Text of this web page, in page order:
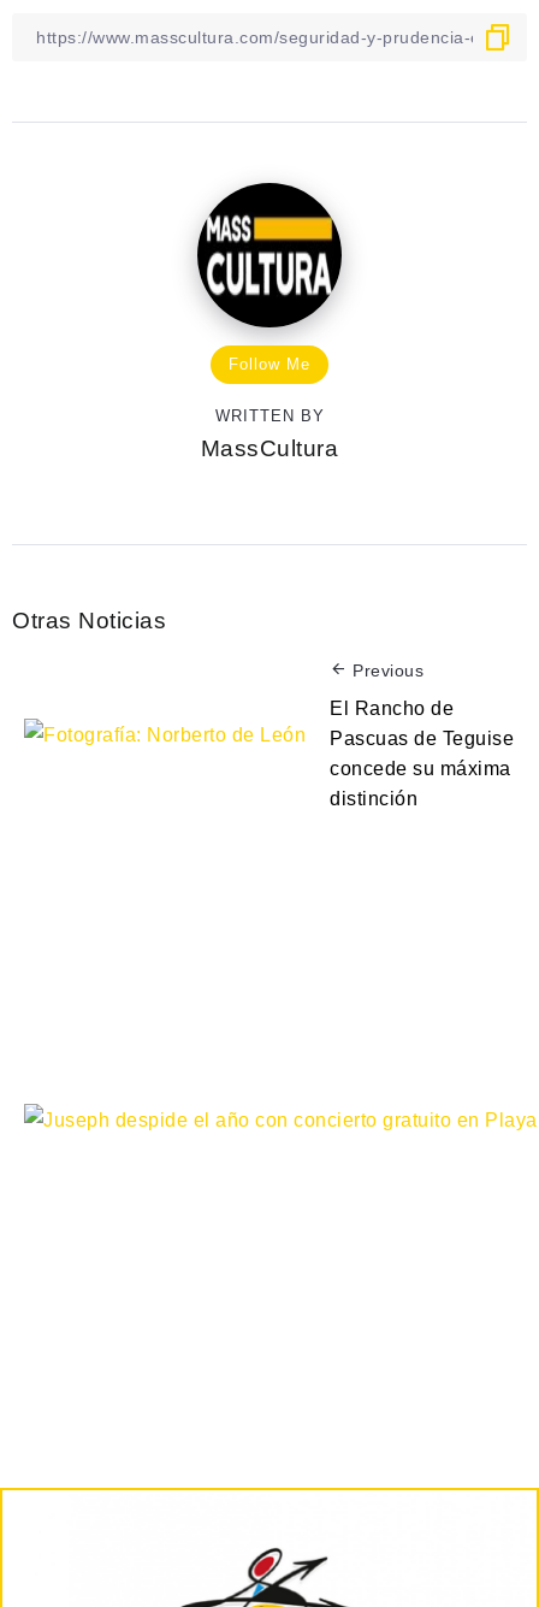
Follow Me
WRITTEN BY
MassCultura
Otras Noticias
Previous
El Rancho de
Pascuas de Teguise
concede su máxima
distinción